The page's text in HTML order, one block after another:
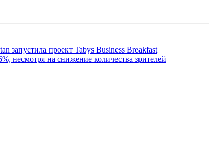
запустила проект Tabys Business Breakfast
несмотря на снижение количества зрителей